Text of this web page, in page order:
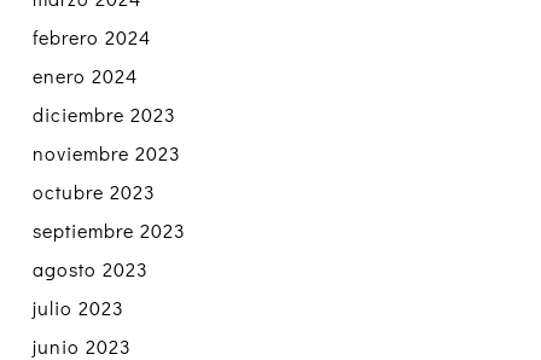
febrero 2024
enero 2024
diciembre 2023
noviembre 2023
octubre 2023
septiembre 2023
agosto 2023
julio 2023
junio 2023